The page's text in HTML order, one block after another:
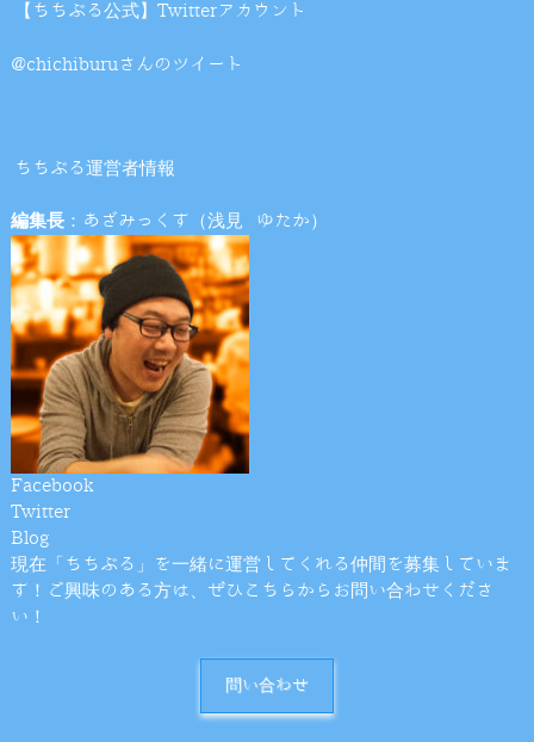
【ちちぶる公式】Twitterアカウント
@chichiburuさんのツイート
ちちぶる運営者情報
編集長：あざみっくす（浅見 ゆたか）
Facebook
Twitter
Blog
現在「ちちぶる」を一緒に運営してくれる仲間を募集していま
す！ご興味のある方は、ぜひこちらからお問い合わせくださ
い！
問い合わせ